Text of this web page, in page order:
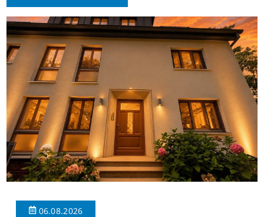
06.08.2026